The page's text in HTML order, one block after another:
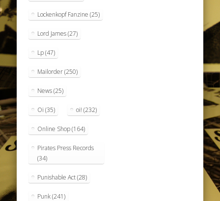
Lockenkopf Fanzine (25)
Lord James(27)
Lp(47)
Mailorder(250)
News(25)
Oi (35) oi! (232)
Online Shop(164)
Pirates Press Records
(34)
Punishable Act(28)
Punk(241)